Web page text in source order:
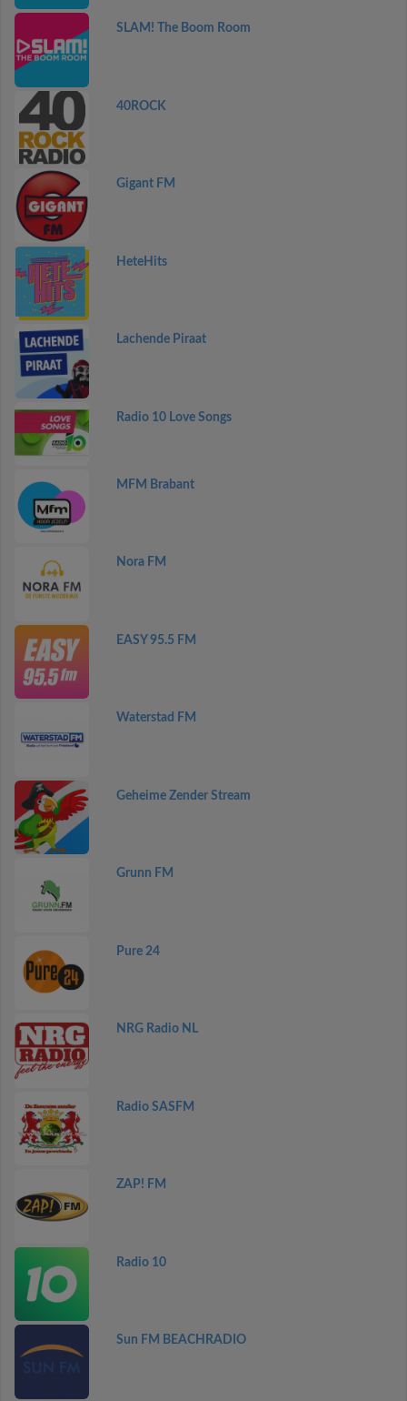
SLAM! The Boom Room
40ROCK
Gigant FM
HeteHits
Lachende Piraat
Radio 10 Love Songs
MFM Brabant
Nora FM
EASY 95.5 FM
Waterstad FM
Geheime Zender Stream
Grunn FM
Pure 24
NRG Radio NL
Radio SASFM
ZAP! FM
Radio 10
Sun FM BEACHRADIO